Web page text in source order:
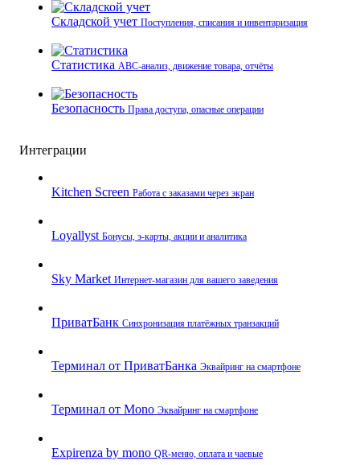
Складской учет Поступления, списания и инвентаризация
Статистика ABC-анализ, движение товара, отчёты
Безопасность Права доступа, опасные операции
Интеграции
Kitchen Screen Работа с заказами через экран
Loyallyst Бонусы, э‑карты, акции и аналитика
Sky Market Интернет‑магазин для вашего заведения
ПриватБанк Синхронизация платёжных транзакций
Терминал от ПриватБанка Эквайринг на смартфоне
Терминал от Mono Эквайринг на смартфоне
Expirenza by mono QR‑меню, оплата и чаевые